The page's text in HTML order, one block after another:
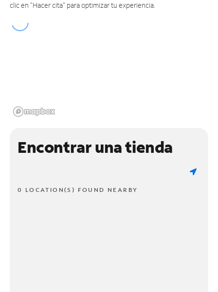
clic en "Hacer cita" para optimizar tu experiencia.
Encontrar una tienda
0 LOCATION(S) FOUND NEARBY